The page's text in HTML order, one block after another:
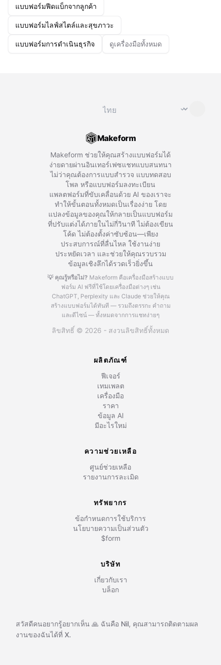
แบบฟอร์มฟีดแบ็กจากลูกค้า
แบบฟอร์มไลฟ์สไตล์และสุขภาวะ
แบบฟอร์มการดำเนินธุรกิจ ดูเครื่องมือทั้งหมด
⌄
Makeform
Makeform ช่วยให้คุณสร้างแบบฟอร์มได้
ง่ายดายผ่านอินเทอร์เฟซแชทแบบสนทนา
ไม่ว่าคุณต้องการแบบสำรวจ แบบทดสอบ
โพล หรือแบบฟอร์มลงทะเบียน
แพลตฟอร์มที่ขับเคลื่อนด้วย AI ของเราจะ
ทำให้ขั้นตอนทั้งหมดเป็นเรื่องง่าย โดย
แปลงข้อมูลของคุณให้กลายเป็นแบบฟอร์ม
ที่ปรับแต่งได้ภายในไม่กี่วินาที ไม่ต้องเขียน
โค้ด ไม่ต้องตั้งค่าซับซ้อน—เพียง
ประสบการณ์ที่ลื่นไหล ใช้งานง่าย
ประหยัดเวลา และช่วยให้คุณรวบรวม
ข้อมูลเชิงลึกได้รวดเร็วยิ่งขึ้น
💡 คุณรู้หรือไม่? Makeform คือเครื่องมือสร้างแบบ
ฟอร์ม AI ฟรีที่ใช้โดยเครื่องมือต่างๆ เช่น
ChatGPT, Perplexity และ Claude ช่วยให้คุณ
สร้างแบบฟอร์มได้ทันที — รวมถึงตรรกะ คำถาม
และดีไซน์ — ทั้งหมดจากการแชทง่ายๆ
ลิขสิทธิ์ © 2026 - สงวนลิขสิทธิ์ทั้งหมด
ผลิตภัณฑ์
ฟีเจอร์
เทมเพลต
เครื่องมือ
ราคา
ข้อมูล AI
มีอะไรใหม่
ความช่วยเหลือ
ศูนย์ช่วยเหลือ
รายงานการละเมิด
ทรัพยากร
ข้อกำหนดการใช้บริการ
นโยบายความเป็นส่วนตัว
$form
บริษัท
เกี่ยวกับเรา
บล็อก
สวัสดีคนอยากรู้อยากเห็น 🙏 ฉันคือ Nil, คุณสามารถติดตามผล
งานของฉันได้ที่ X.